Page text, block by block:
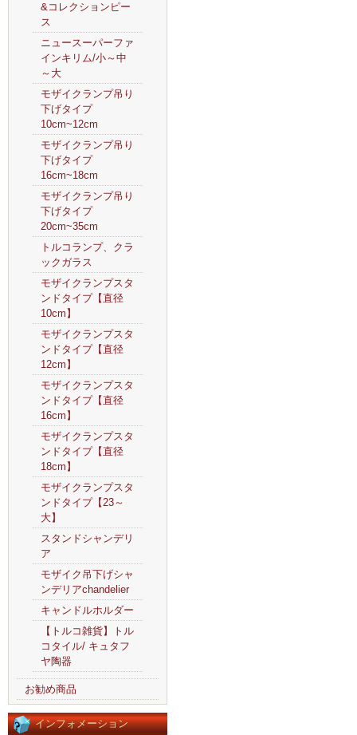
&コレクションピー
ス
ニュースーパーファ
インキリム/小～中
～大
モザイクランプ吊り
下げタイプ
10cm~12cm
モザイクランプ吊り
下げタイプ
16cm~18cm
モザイクランプ吊り
下げタイプ
20cm~35cm
トルコランプ、クラ
ックガラス
モザイクランプスタ
ンドタイプ【直径
10cm】
モザイクランプスタ
ンドタイプ【直径
12cm】
モザイクランプスタ
ンドタイプ【直径
16cm】
モザイクランプスタ
ンドタイプ【直径
18cm】
モザイクランプスタ
ンドタイプ【23～
大】
スタンドシャンデリ
ア
モザイク吊下げシャ
ンデリアchandelier
キャンドルホルダー
【トルコ雑貨】トル
コタイル/ キュタフ
ヤ陶器
お勧め商品
インフォメーション